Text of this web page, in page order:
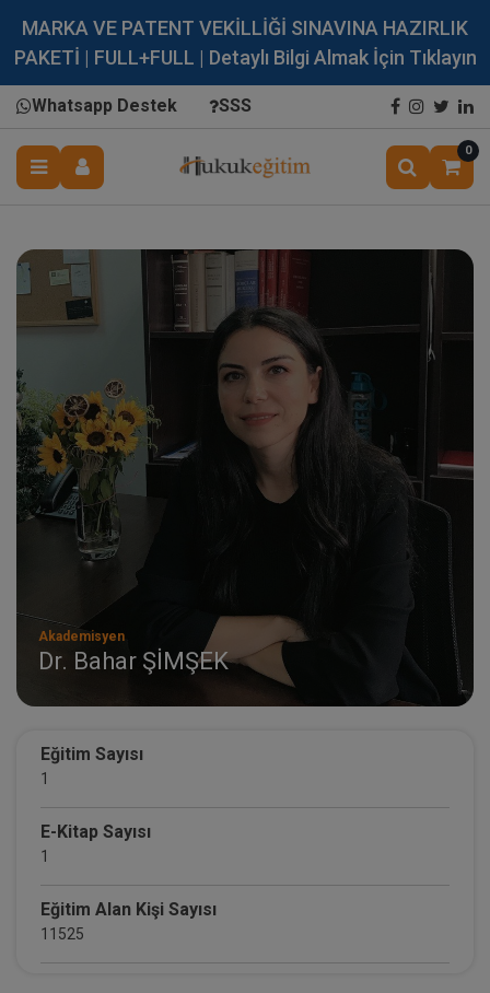
MARKA VE PATENT VEKİLLİĞİ SINAVINA HAZIRLIK
PAKETİ | FULL+FULL | Detaylı Bilgi Almak İçin Tıklayın
Whatsapp Destek SSS
0
Akademisyen
Dr. Bahar ŞİMŞEK
Eğitim Sayısı
1
E-Kitap Sayısı
1
Eğitim Alan Kişi Sayısı
11525